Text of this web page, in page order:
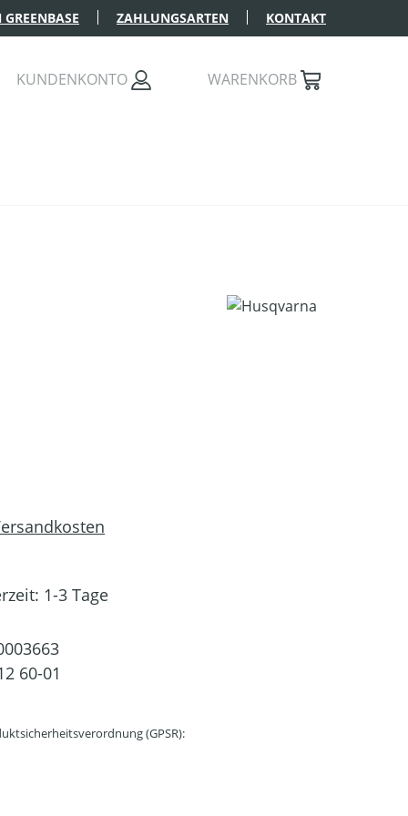
ZAHLUNGSARTEN KONTAKT
KUNDENKONTO WARENKORB
1-3 Tage
60-01
(GPSR):